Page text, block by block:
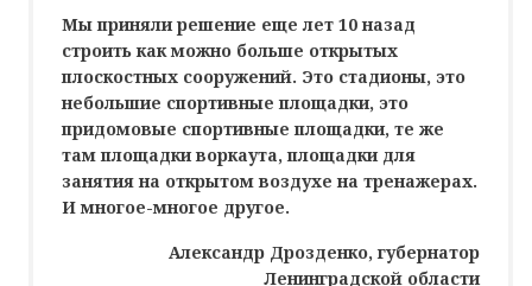
Мы приняли решение еще лет 10 назад
строить как можно больше открытых
плоскостных сооружений. Это стадионы, это
небольшие спортивные площадки, это
придомовые спортивные площадки, те же
там площадки воркаута, площадки для
занятия на открытом воздухе на тренажерах.
И многое-многое другое.
Александр Дрозденко, губернатор
Ленинградской области